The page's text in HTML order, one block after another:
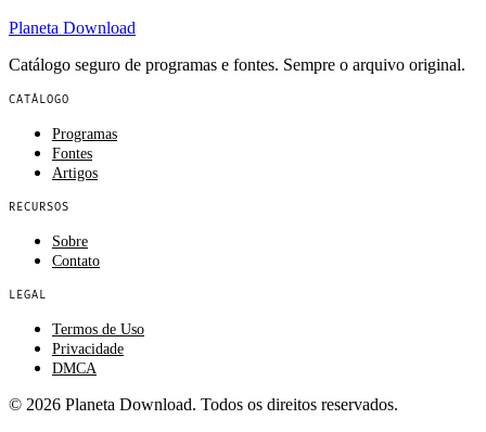
Planeta Download
Catálogo seguro de programas e fontes. Sempre o arquivo original.
CATÁLOGO
Programas
Fontes
Artigos
RECURSOS
Sobre
Contato
LEGAL
Termos de Uso
Privacidade
DMCA
© 2026 Planeta Download. Todos os direitos reservados.